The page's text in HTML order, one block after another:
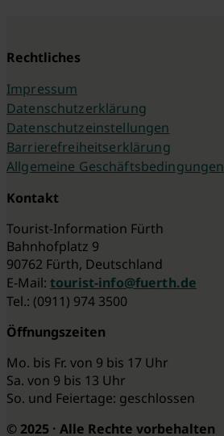
Rechtliches
Impressum
Datenschutzerklärung
Datenschutzeinstellungen
Barrierefreiheitserklärung
Allgemeine Geschäftsbedingungen
Kontakt
Tourist-Information Fürth
Bahnhofplatz 9
90762 Fürth, Deutschland
E-Mail: tourist-info@fuerth.de
Tel.: (0911) 974 3500
Öffnungszeiten
Mo. bis Fr. von 9 bis 17 Uhr
Sa. von 9 bis 13 Uhr
So. und Feiertage: geschlossen
© 2025 · Alle Rechte vorbehalten